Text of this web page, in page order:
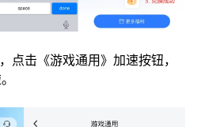
击《游戏通用》加速按钮，